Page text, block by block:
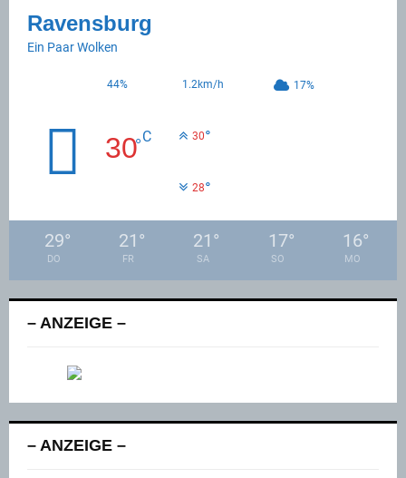
Ravensburg
Ein Paar Wolken
44% 1.2km/h 17%
30°C 30°
28°
29°
DO
21 °
FR
21 °
SA
17°
SO
16°
MO
– ANZEIGE –
– ANZEIGE –